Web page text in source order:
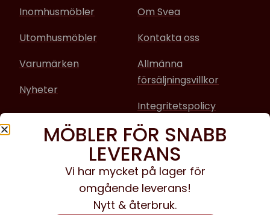
Inomhusmöbler
Utomhusmöbler
Varumärken
Nyheter
Om Svea
Kontakta oss
Allmänna
försäljningsvillkor
Integritetspolicy
Sociala media
Facebook
Instagram
MÖBLER FÖR SNABB
LEVERANS
Vi har mycket på lager för
omgående leverans!
Nytt & återbruk.